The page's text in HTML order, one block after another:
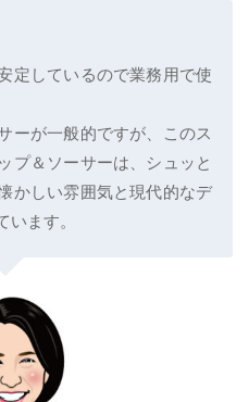
定しているので業務用で使
ーが一般的ですが、このス
プ＆ソーサーは、シュッと
かしい雰囲気と現代的なデ
います。